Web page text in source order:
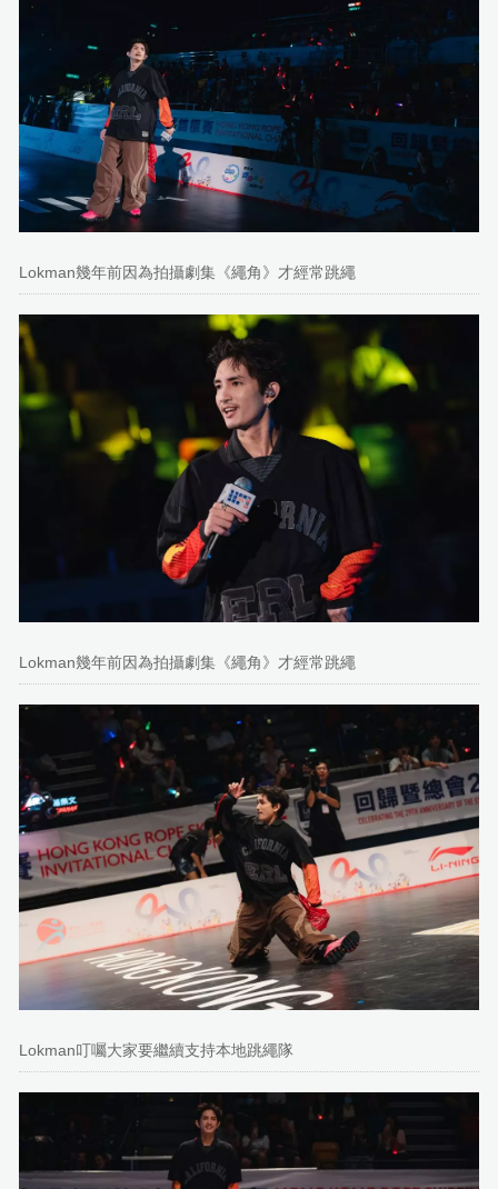
Lokman幾年前因為拍攝劇集《繩角》才經常跳繩
Lokman幾年前因為拍攝劇集《繩角》才經常跳繩
Lokman叮囑大家要繼續支持本地跳繩隊